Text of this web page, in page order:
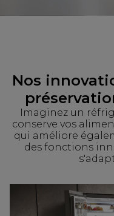
Nos
Imaginez un
conserve vos
qui améliore
des fonctions